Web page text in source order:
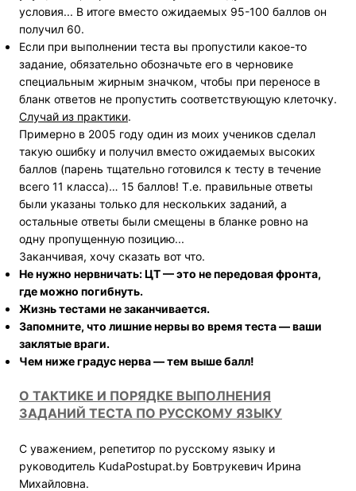
условия... В итоге вместо ожидаемых 95-100 баллов он
получил 60.
Если при выполнении теста вы пропустили какое-то
задание, обязательно обозначьте его в черновике
специальным жирным значком, чтобы при переносе в
бланк ответов не пропустить соответствующую клеточку.
Случай из практики.
Примерно в 2005 году один из моих учеников сделал
такую ошибку и получил вместо ожидаемых высоких
баллов (парень тщательно готовился к тесту в течение
всего 11 класса)… 15 баллов! Т.е. правильные ответы
были указаны только для нескольких заданий, а
остальные ответы были смещены в бланке ровно на
одну пропущенную позицию...
Заканчивая, хочу сказать вот что.
Не нужно нервничать: ЦТ — это не передовая фронта,
где можно погибнуть.
Жизнь тестами не заканчивается.
Запомните, что лишние нервы во время теста — ваши
заклятые враги.
Чем ниже градус нерва — тем выше балл!
О ТАКТИКЕ И ПОРЯДКЕ ВЫПОЛНЕНИЯ
ЗАДАНИЙ ТЕСТА ПО РУССКОМУ ЯЗЫКУ
С уважением, репетитор по русскому языку и
руководитель KudaPostupat.by Бовтрукевич Ирина
Михайловна.